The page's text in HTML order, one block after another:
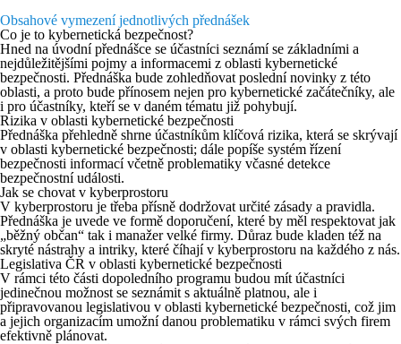
Obsahové vymezení jednotlivých přednášek
Co je to kybernetická bezpečnost?
Hned na úvodní přednášce se účastníci seznámí se základními a
nejdůležitějšími pojmy a informacemi z oblasti kybernetické
bezpečnosti. Přednáška bude zohledňovat poslední novinky z této
oblasti, a proto bude přínosem nejen pro kybernetické začátečníky, ale
i pro účastníky, kteří se v daném tématu již pohybují.
Rizika v oblasti kybernetické bezpečnosti
Přednáška přehledně shrne účastníkům klíčová rizika, která se skrývají
v oblasti kybernetické bezpečnosti; dále popíše systém řízení
bezpečnosti informací včetně problematiky včasné detekce
bezpečnostní události.
Jak se chovat v kyberprostoru
V kyberprostoru je třeba přísně dodržovat určité zásady a pravidla.
Přednáška je uvede ve formě doporučení, které by měl respektovat jak
„běžný občan“ tak i manažer velké firmy. Důraz bude kladen též na
skryté nástrahy a intriky, které číhají v kyberprostoru na každého z nás.
Legislativa ČR v oblasti kybernetické bezpečnosti
V rámci této části dopoledního programu budou mít účastníci
jedinečnou možnost se seznámit s aktuálně platnou, ale i
připravovanou legislativou v oblasti kybernetické bezpečnosti, což jim
a jejich organizacím umožní danou problematiku v rámci svých firem
efektivně plánovat.